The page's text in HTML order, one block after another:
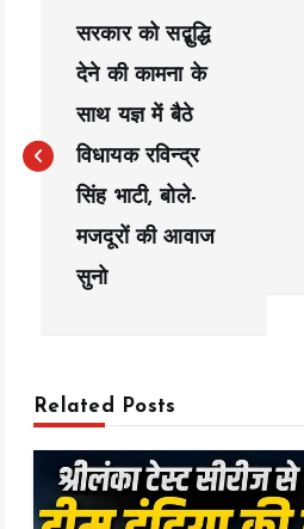
t
a
सरकार को सद्बुद्धि
देने की कामना के
साथ यज्ञ में बैठे
विधायक रविन्द्र
सिंह भाटी, बोले-
मजदूरों की आवाज
सुनो
Related Posts